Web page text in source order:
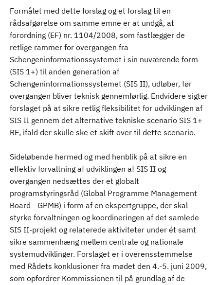
Formålet med dette forslag og et forslag til en
rådsafgørelse om samme emne er at undgå, at
forordning (EF) nr. 1104/2008, som fastlægger de
retlige rammer for overgangen fra
Schengeninformationssystemet i sin nuværende form
(SIS 1+) til anden generation af
Schengeninformationssystemet (SIS II), udløber, før
overgangen bliver teknisk gennemførlig. Endvidere sigter
forslaget på at sikre retlig fleksibilitet for udviklingen af
SIS II gennem det alternative tekniske scenario SIS 1+
RE, ifald der skulle ske et skift over til dette scenario.
Sideløbende hermed og med henblik på at sikre en
effektiv forvaltning af udviklingen af SIS II og
overgangen nedsættes der et globalt
programstyringsråd (Global Programme Management
Board - GPMB) i form af en ekspertgruppe, der skal
styrke forvaltningen og koordineringen af det samlede
SIS II-projekt og relaterede aktiviteter under ét samt
sikre sammenhæng mellem centrale og nationale
systemudviklinger. Forslaget er i overensstemmelse
med Rådets konklusioner fra mødet den 4.-5. juni 2009,
som opfordrer Kommissionen til på grundlag af de